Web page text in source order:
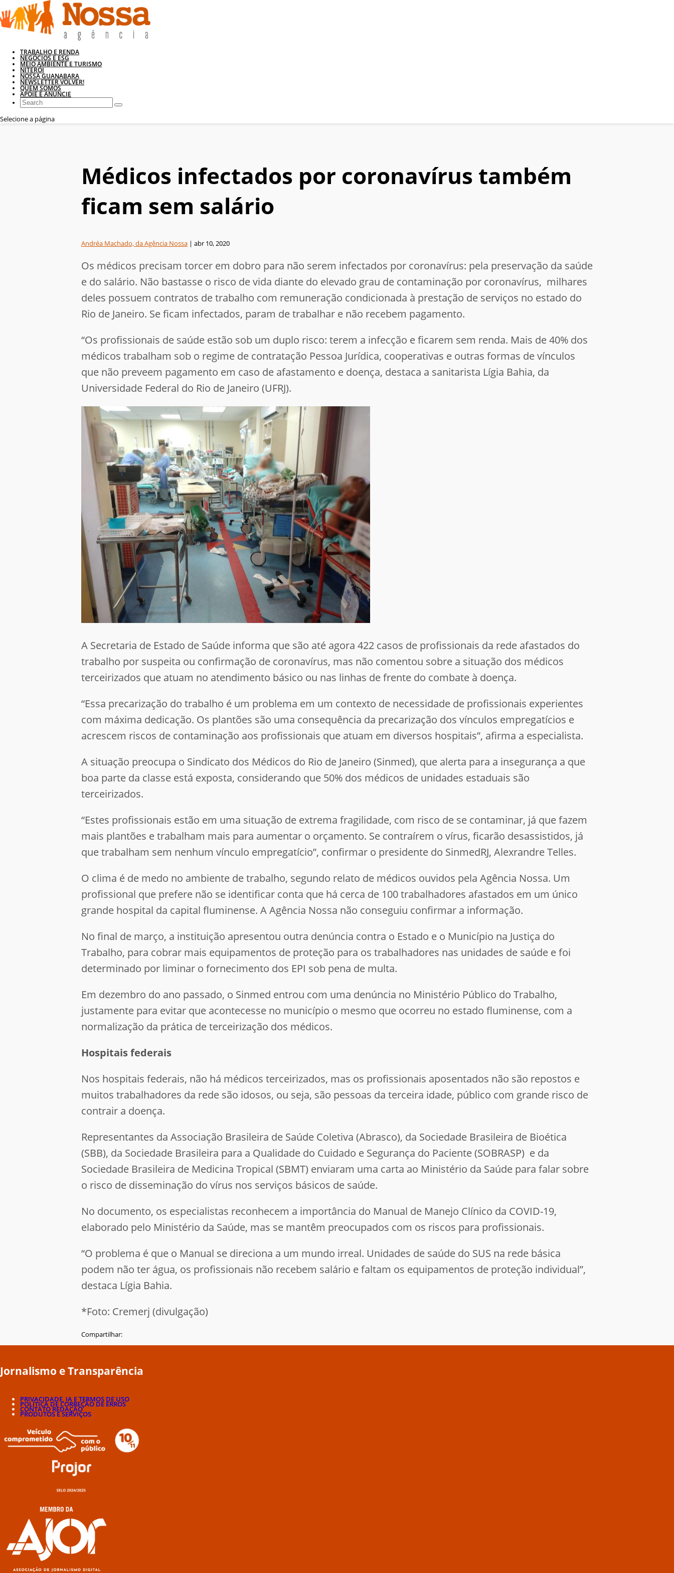
TRABALHO E RENDA
NEGÓCIOS E ESG
MEIO AMBIENTE E TURISMO
NITERÓI
NOSSA GUANABARA
NEWSLETTER VOLVER!
QUEM SOMOS
APOIE E ANUNCIE
Selecione a página
Médicos infectados por coronavírus também
ficam sem salário
Andréa Machado, da Agência Nossa | abr 10, 2020
Os médicos precisam torcer em dobro para não serem infectados por coronavírus: pela preservação da saúde
e do salário. Não bastasse o risco de vida diante do elevado grau de contaminação por coronavírus, milhares
deles possuem contratos de trabalho com remuneração condicionada à prestação de serviços no estado do
Rio de Janeiro. Se ficam infectados, param de trabalhar e não recebem pagamento.
“Os profissionais de saúde estão sob um duplo risco: terem a infecção e ficarem sem renda. Mais de 40% dos
médicos trabalham sob o regime de contratação Pessoa Jurídica, cooperativas e outras formas de vínculos
que não preveem pagamento em caso de afastamento e doença, destaca a sanitarista Lígia Bahia, da
Universidade Federal do Rio de Janeiro (UFRJ).
A Secretaria de Estado de Saúde informa que são até agora 422 casos de profissionais da rede afastados do
trabalho por suspeita ou confirmação de coronavírus, mas não comentou sobre a situação dos médicos
terceirizados que atuam no atendimento básico ou nas linhas de frente do combate à doença.
“Essa precarização do trabalho é um problema em um contexto de necessidade de profissionais experientes
com máxima dedicação. Os plantões são uma consequência da precarização dos vínculos empregatícios e
acrescem riscos de contaminação aos profissionais que atuam em diversos hospitais”, afirma a especialista.
A situação preocupa o Sindicato dos Médicos do Rio de Janeiro (Sinmed), que alerta para a insegurança a que
boa parte da classe está exposta, considerando que 50% dos médicos de unidades estaduais são
terceirizados.
“Estes profissionais estão em uma situação de extrema fragilidade, com risco de se contaminar, já que fazem
mais plantões e trabalham mais para aumentar o orçamento. Se contraírem o vírus, ficarão desassistidos, já
que trabalham sem nenhum vínculo empregatício”, confirmar o presidente do SinmedRJ, Alexrandre Telles.
O clima é de medo no ambiente de trabalho, segundo relato de médicos ouvidos pela Agência Nossa. Um
profissional que prefere não se identificar conta que há cerca de 100 trabalhadores afastados em um único
grande hospital da capital fluminense. A Agência Nossa não conseguiu confirmar a informação.
No final de março, a instituição apresentou outra denúncia contra o Estado e o Município na Justiça do
Trabalho, para cobrar mais equipamentos de proteção para os trabalhadores nas unidades de saúde e foi
determinado por liminar o fornecimento dos EPI sob pena de multa.
Em dezembro do ano passado, o Sinmed entrou com uma denúncia no Ministério Público do Trabalho,
justamente para evitar que acontecesse no município o mesmo que ocorreu no estado fluminense, com a
normalização da prática de terceirização dos médicos.
Hospitais federais
Nos hospitais federais, não há médicos terceirizados, mas os profissionais aposentados não são repostos e
muitos trabalhadores da rede são idosos, ou seja, são pessoas da terceira idade, público com grande risco de
contrair a doença.
Representantes da Associação Brasileira de Saúde Coletiva (Abrasco), da Sociedade Brasileira de Bioética
(SBB), da Sociedade Brasileira para a Qualidade do Cuidado e Segurança do Paciente (SOBRASP) e da
Sociedade Brasileira de Medicina Tropical (SBMT) enviaram uma carta ao Ministério da Saúde para falar sobre
o risco de disseminação do vírus nos serviços básicos de saúde.
No documento, os especialistas reconhecem a importância do Manual de Manejo Clínico da COVID-19,
elaborado pelo Ministério da Saúde, mas se mantêm preocupados com os riscos para profissionais.
“O problema é que o Manual se direciona a um mundo irreal. Unidades de saúde do SUS na rede básica
podem não ter água, os profissionais não recebem salário e faltam os equipamentos de proteção individual”,
destaca Lígia Bahia.
*Foto: Cremerj (divulgação)
Compartilhar:
Jornalismo e Transparência
PRIVACIDADE, IA E TERMOS DE USO
POLÍTICA DE CORREÇÃO DE ERROS
CONTATO REDAÇÃO
PRODUTOS E SERVIÇOS